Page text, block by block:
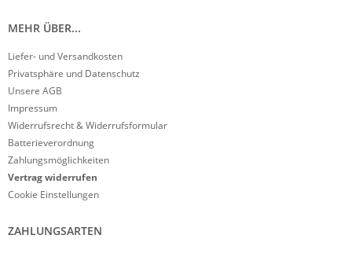
MEHR ÜBER...
Liefer- und Versandkosten
Privatsphäre und Datenschutz
Unsere AGB
Impressum
Widerrufsrecht & Widerrufsformular
Batterieverordnung
Zahlungsmöglichkeiten
Vertrag widerrufen
Cookie Einstellungen
ZAHLUNGSARTEN